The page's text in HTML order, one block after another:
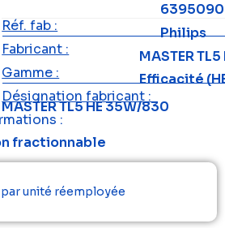
Réf. fab :
Fabricant :
Philips
Gamme :
MASTER
Efficacité
Désignation fabricant :
MASTER TL5 HE 35W/830
:
fractionnable
unité réemployée